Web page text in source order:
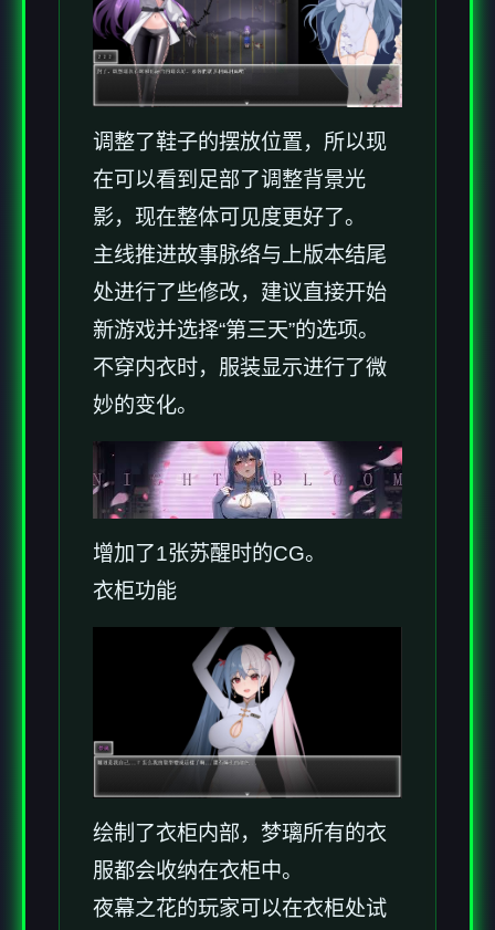
调整了鞋子的摆放位置，所以现
在可以看到足部了调整背景光
影，现在整体可见度更好了。
主线推进故事脉络与上版本结尾
处进行了些修改，建议直接开始
新游戏并选择“第三天”的选项。
不穿内衣时，服装显示进行了微
妙的变化。
增加了1张苏醒时的CG。
衣柜功能
绘制了衣柜内部，梦璃所有的衣
服都会收纳在衣柜中。
夜幕之花的玩家可以在衣柜处试